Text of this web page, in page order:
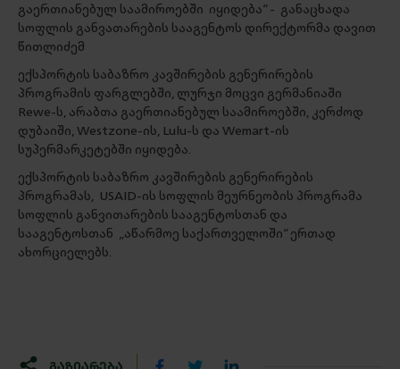
გაერთიანებულ საამიროებში იყიდება“ - განაცხადა
სოფლის განვათარების სააგენტოს დირექტორმა დავით
წითლიძემ
ექსპორტის საბაზრო კავშირების გენერირების
პროგრამის ფარგლებში, ლურჯი მოცვი გერმანიაში
Rewe-ს, არაბთა გაერთიანებულ საამიროებში, კერძოდ
დუბაიში, Westzone-ის, Lulu-ს და Wemart-ის
სუპერმარკეტებში იყიდება.
ექსპორტის საბაზრო კავშირების გენერირების
პროგრამას, USAID-ის სოფლის მეურნეობის პროგრამა
სოფლის განვითარების სააგენტოსთან და
სააგენტოსთან „აწარმოე საქართველოში“ ერთად
ახორციელებს.